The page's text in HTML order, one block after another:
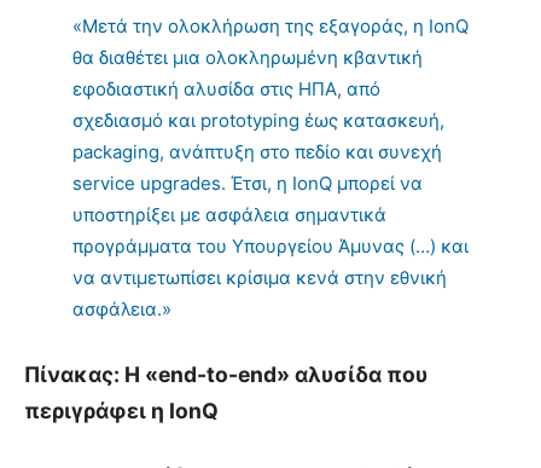
«Μετά την ολοκλήρωση της εξαγοράς, η IonQ
θα διαθέτει μια ολοκληρωμένη κβαντική
εφοδιαστική αλυσίδα στις ΗΠΑ, από
σχεδιασμό και prototyping έως κατασκευή,
packaging, ανάπτυξη στο πεδίο και συνεχή
service upgrades. Έτσι, η IonQ μπορεί να
υποστηρίξει με ασφάλεια σημαντικά
προγράμματα του Υπουργείου Άμυνας (…) και
να αντιμετωπίσει κρίσιμα κενά στην εθνική
ασφάλεια.»
Πίνακας: Η «end-to-end» αλυσίδα που
περιγράφει η IonQ